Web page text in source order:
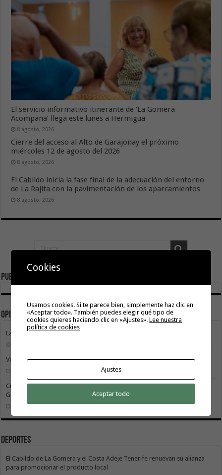
El servicio informativo itinerante de ‘La Gomera
Acompaña’ llega este lunes a Hermigua
8 agosto, 2026
Cierre del acceso al Alto de Garajonay el próximo
miércoles 12 de agosto del 2026
8 agosto, 2026
El Cabildo inicia la fase final de la adecuación del entorno
de La Rajita con la pavimentación de los aparcamientos
8 agosto, 2026
Publicidad
Opinión
La Gomera transforma su modelo energético
Vivir donde se estudia: una cuestión de igualdad entre islas
Cuidar es avanzar: el escudo social que sostiene el progreso de La
Gomera
19 julio, 2026
Deportes
El Cabildo de La Gomera y el Costa Adeje Tenerife renuevan su alianza
para promocionar el producto local
Cookies
Usamos cookies. Si te parece bien, simplemente haz clic en
«Aceptar todo». También puedes elegir qué tipo de
cookies quieres haciendo clic en «Ajustes».Lee nuestra
política de cookies
Ajustes
Aceptar todo